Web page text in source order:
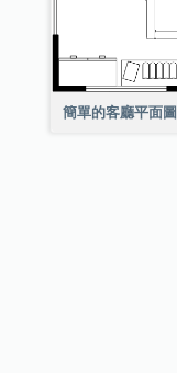
簡單的客廳平面圖